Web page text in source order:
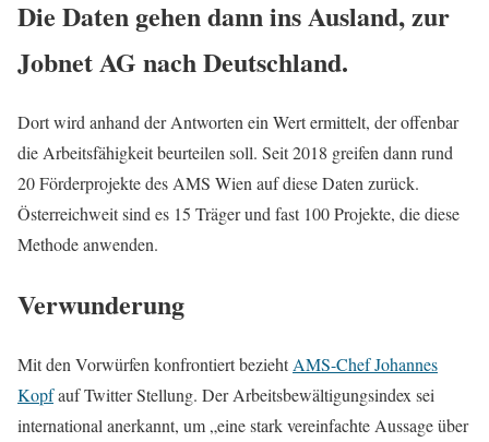
Die Daten gehen dann ins Ausland, zur
Jobnet AG nach Deutschland.
Dort wird anhand der Antworten ein Wert ermittelt, der offenbar
die Arbeitsfähigkeit beurteilen soll. Seit 2018 greifen dann rund
20 Förderprojekte des AMS Wien auf diese Daten zurück.
Österreichweit sind es 15 Träger und fast 100 Projekte, die diese
Methode anwenden.
Verwunderung
Mit den Vorwürfen konfrontiert beziehtAMS-Chef Johannes
Kopfauf Twitter Stellung. Der Arbeitsbewältigungsindex sei
international anerkannt, um „eine stark vereinfachte Aussage über